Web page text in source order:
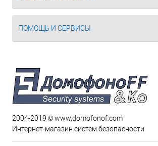
ПОМОЩЬ И СЕРВИСЫ
2004-2019 © www.domofonof.com
Интернет-магазин систем безопасности